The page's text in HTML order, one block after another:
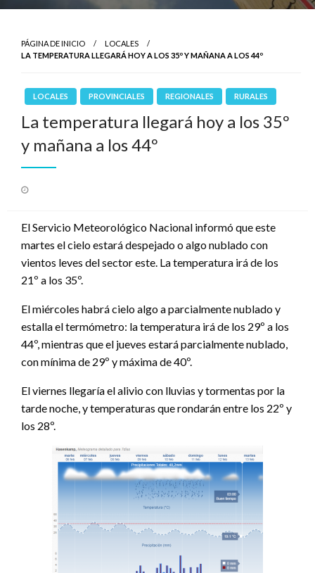
PÁGINA DE INICIO
LOCALES
LA TEMPERATURA LLEGARÁ HOY A LOS 35º Y MAÑANA A LOS 44º
LOCALES PROVINCIALES REGIONALES RURALES
La temperatura llegará hoy a los 35º
y mañana a los 44º
El Servicio Meteorológico Nacional informó que este
martes el cielo estará despejado o algo nublado con
vientos leves del sector este. La temperatura irá de los
21º a los 35º.
El miércoles habrá cielo algo a parcialmente nublado y
estalla el termómetro: la temperatura irá de los 29º a los
44º, mientras que el jueves estará parcialmente nublado,
con mínima de 29º y máxima de 40º.
El viernes llegaría el alivio con lluvias y tormentas por la
tarde noche, y temperaturas que rondarán entre los 22º y
los 28º.